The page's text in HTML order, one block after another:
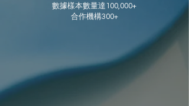
數據樣本數量達100,000+
合作機構300+